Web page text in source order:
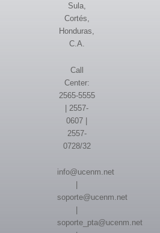
Sula,
Cortés,
Honduras,
C.A.
Call
Center:
2565-5555
| 2557-
0607 |
2557-
0728/32
info@ucenm.net
soporte@ucenm.net
soporte_pta@ucenm.net